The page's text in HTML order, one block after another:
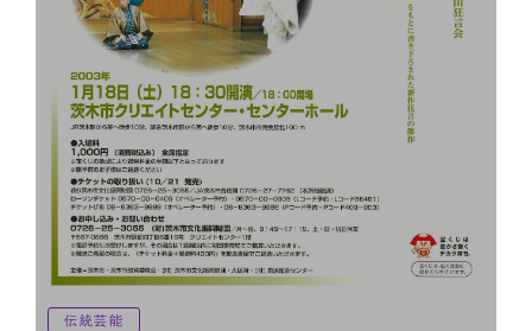
その他
フリーワード
伝統芸能